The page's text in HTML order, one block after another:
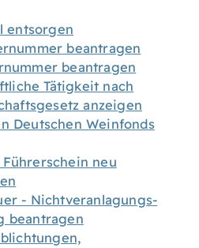
entsorgen
beantragen
beantragen
Tätigkeit nach
anzeigen
Deutschen Weinfonds
neu
- Nichtveranlagungs-
beantragen